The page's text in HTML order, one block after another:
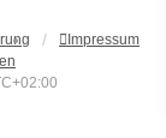
Impressum